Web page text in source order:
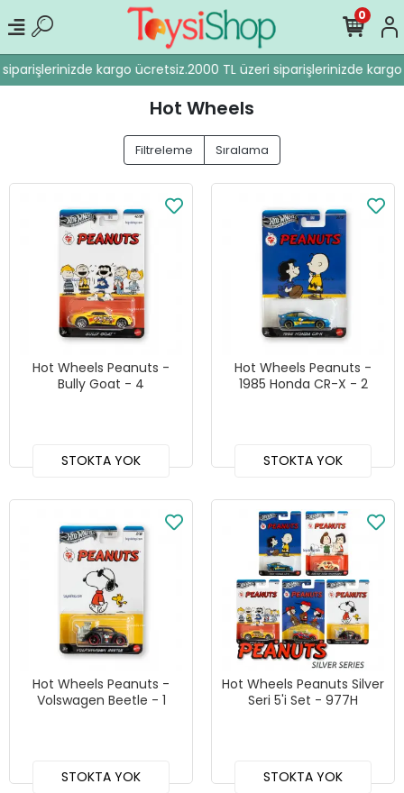
kargo ücretsiz.2000 TL üzeri siparişlerinizde kargo
0
Hot Wheels
Filtreleme Sıralama
Hot Wheels Peanuts -
Bully Goat - 4
STOKTA YOK
Hot Wheels Peanuts -
1985 Honda CR-X - 2
STOKTA YOK
Hot Wheels Peanuts -
Volswagen Beetle - 1
STOKTA YOK
Hot Wheels Peanuts Silver
Seri 5'i Set - 977H
STOKTA YOK